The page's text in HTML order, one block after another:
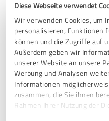
Diese Webseite verwendet
Wir verwenden Cookies, um
personalisieren, Funktionen
können und die Zugriffe auf
Außerdem geben wir
unserer Website an unsere
Werbung und Analysen
Informationen
zusammen, die Sie ihnen
Rahmen Ihrer Nutzung der
großes Vertrauen.
Erfahrungsbericht &
Marc Barton
02.02.2026 Anonym